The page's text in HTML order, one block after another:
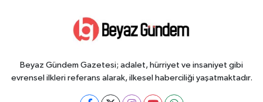
Beyaz Gündem Gazetesi; adalet, hürriyet ve insaniyet gibi
evrensel ilkleri referans alarak, ilkesel haberciliği yaşatmaktadır.